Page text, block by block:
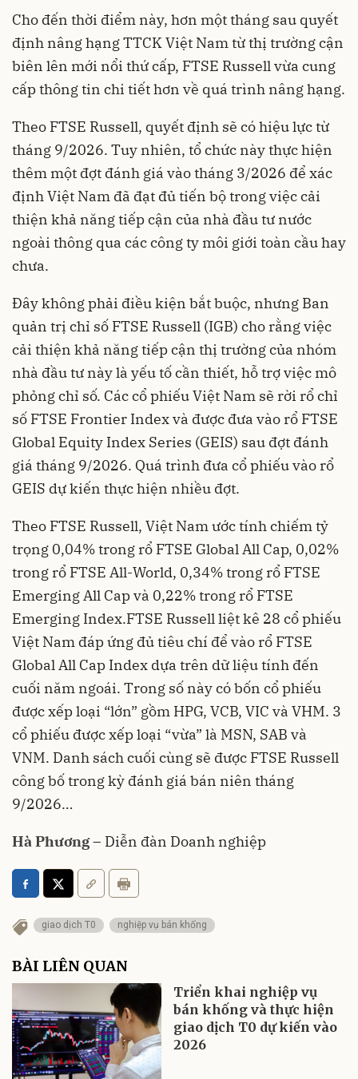
Cho đến thời điểm này, hơn một tháng sau quyết
định nâng hạng TTCK Việt Nam từ thị trường cận
biên lên mới nổi thứ cấp, FTSE Russell vừa cung
cấp thông tin chi tiết hơn về quá trình nâng hạng.
Theo FTSE Russell, quyết định sẽ có hiệu lực từ
tháng 9/2026. Tuy nhiên, tổ chức này thực hiện
thêm một đợt đánh giá vào tháng 3/2026 để xác
định Việt Nam đã đạt đủ tiến bộ trong việc cải
thiện khả năng tiếp cận của nhà đầu tư nước
ngoài thông qua các công ty môi giới toàn cầu hay
chưa.
Đây không phải điều kiện bắt buộc, nhưng Ban
quản trị chỉ số FTSE Russell (IGB) cho rằng việc
cải thiện khả năng tiếp cận thị trường của nhóm
nhà đầu tư này là yếu tố cần thiết, hỗ trợ việc mô
phỏng chỉ số. Các cổ phiếu Việt Nam sẽ rời rổ chỉ
số FTSE Frontier Index và được đưa vào rổ FTSE
Global Equity Index Series (GEIS) sau đợt đánh
giá tháng 9/2026. Quá trình đưa cổ phiếu vào rổ
GEIS dự kiến thực hiện nhiều đợt.
Theo FTSE Russell, Việt Nam ước tính chiếm tỷ
trọng 0,04% trong rổ FTSE Global All Cap, 0,02%
trong rổ FTSE All-World, 0,34% trong rổ FTSE
Emerging All Cap và 0,22% trong rổ FTSE
Emerging Index.FTSE Russell liệt kê 28 cổ phiếu
Việt Nam đáp ứng đủ tiêu chí để vào rổ FTSE
Global All Cap Index dựa trên dữ liệu tính đến
cuối năm ngoái. Trong số này có bốn cổ phiếu
được xếp loại “lớn” gồm HPG, VCB, VIC và VHM. 3
cổ phiếu được xếp loại “vừa” là MSN, SAB và
VNM. Danh sách cuối cùng sẽ được FTSE Russell
công bố trong kỳ đánh giá bán niên tháng
9/2026…
Hà Phương– Diễn đàn Doanh nghiệp
giao dịch T0 nghiệp vụ bán khống
BÀI LIÊN QUAN
Triển khai nghiệp vụ
bán khống và thực hiện
giao dịch T0 dự kiến vào
2026